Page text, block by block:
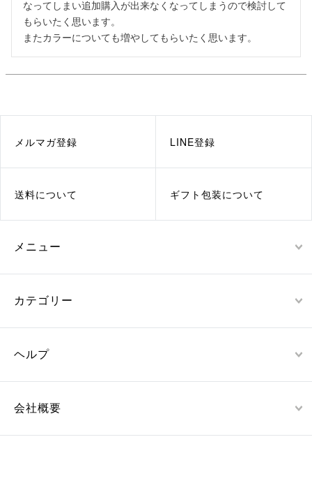
なってしまい追加購入が出来なくなってしまうので検討して
もらいたく思います。
またカラーについても増やしてもらいたく思います。
メルマガ登録 LINE登録
送料について ギフト包装について
メニュー
カテゴリー
ヘルプ
会社概要